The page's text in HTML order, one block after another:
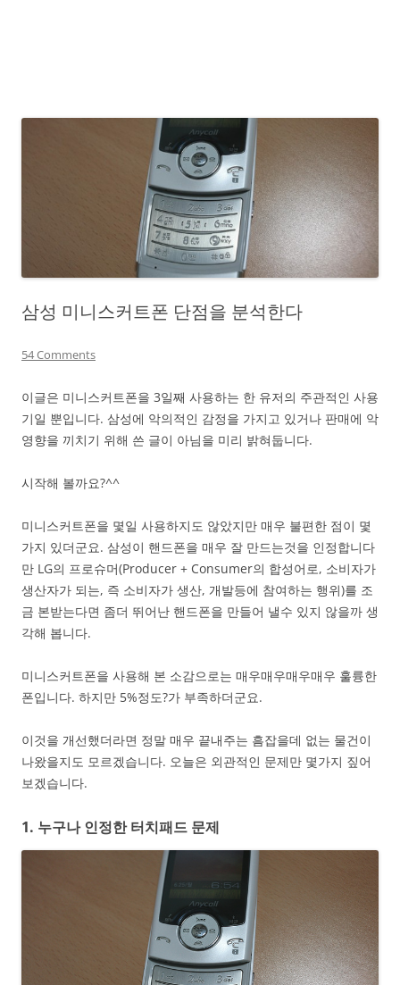
삼성 미니스커트폰 단점을 분석한다
54 Comments
이글은 미니스커트폰을 3일째 사용하는 한 유저의 주관적인 사용
기일 뿐입니다. 삼성에 악의적인 감정을 가지고 있거나 판매에 악
영향을 끼치기 위해 쓴 글이 아님을 미리 밝혀둡니다.
시작해 볼까요?^^
미니스커트폰을 몇일 사용하지도 않았지만 매우 불편한 점이 몇
가지 있더군요. 삼성이 핸드폰을 매우 잘 만드는것을 인정합니다
만 LG의 프로슈머(Producer + Consumer의 합성어로, 소비자가
생산자가 되는, 즉 소비자가 생산, 개발등에 참여하는 행위)를 조
금 본받는다면 좀더 뛰어난 핸드폰을 만들어 낼수 있지 않을까 생
각해 봅니다.
미니스커트폰을 사용해 본 소감으로는 매우매우매우매우 훌륭한
폰입니다. 하지만 5%정도?가 부족하더군요.
이것을 개선했더라면 정말 매우 끝내주는 흠잡을데 없는 물건이
나왔을지도 모르겠습니다. 오늘은 외관적인 문제만 몇가지 짚어
보겠습니다.
1. 누구나 인정한 터치패드 문제